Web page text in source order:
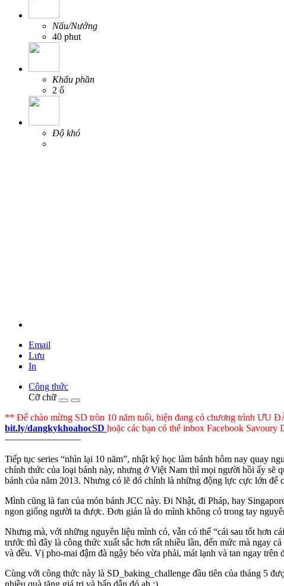
Nấu/Nướng
40 phut
Khẩu phần
2 ổ
Độ khó
Email
Lưu
In
Công thức
Cỡ chữ
** Để chào mừng SD tròn 10 năm tuổi, hiện đang có chương trình ƯU
bit.ly/dangkykhoahocSD hoặc các bạn có thể inbox Facebook Savoury
————————
Tiếp tục series “nhìn lại 10 năm”, nhật ký học làm bánh hôm nay quay
chính thức của loại bánh này, nhưng ở Việt Nam thì mọi người hồi ấy sẽ
bánh của năm 2013. Nhưng có lẽ đó chính là những động lực cực lớn
Mình cũng là fan của món bánh JCC này. Đi Nhật, đi Pháp, hay
ngon giống người ta được. Đơn giản là do mình không có trong tay
Nhưng mà, với những nguyên liệu mình có, vẫn có thể “cái sau tốt hơn
trước thì đây là công thức xuất sắc hơn rất nhiều lần, đến mức mà ngay
và đều. Vị pho-mai đậm đà ngậy béo vừa phải, mát lạnh và tan ngay trên
Cùng với công thức này là SD_baking_challenge đầu tiên của tháng 5
nhiều quà tặng giá trị và hấp dẫn đó ah ;)